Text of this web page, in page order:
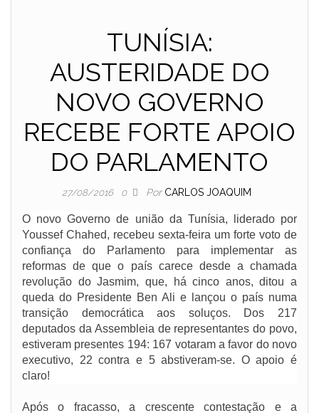
TUNÍSIA:
AUSTERIDADE DO
NOVO GOVERNO
RECEBE FORTE APOIO
DO PARLAMENTO
27/08/2016 0 Por CARLOS JOAQUIM
O novo Governo de união da Tunísia, liderado por
Youssef Chahed, recebeu sexta-feira um forte voto de
confiança do Parlamento para implementar as
reformas de que o país carece desde a chamada
revolução do Jasmim, que, há cinco anos, ditou a
queda do Presidente Ben Ali e lançou o país numa
transição democrática aos soluços. Dos 217
deputados da Assembleia de representantes do povo,
estiveram presentes 194: 167 votaram a favor do novo
executivo, 22 contra e 5 abstiveram-se. O apoio é
claro!
Após o fracasso, a crescente contestação e a